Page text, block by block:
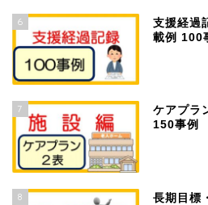
6
支援経過
載例 100
7
ケアプラ
150事例
8 長期目標